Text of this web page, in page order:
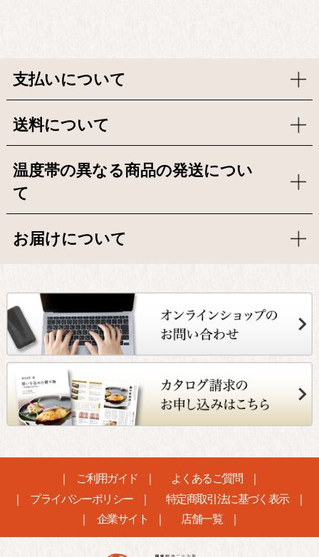
支払いについて
送料について
温度帯の異なる商品の発送につい
て
お届けについて
ご利用ガイド
よくあるご質問
プライバシーポリシー
特定商取引法に基づく表示
企業サイト
店舗一覧